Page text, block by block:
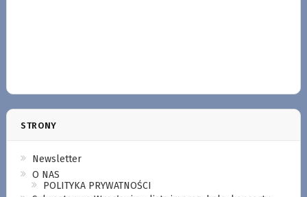
STRONY
Newsletter
O NAS
POLITYKA PRYWATNOŚCI